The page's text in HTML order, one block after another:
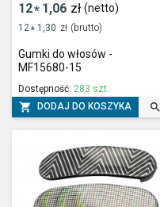
12* 1,06 zł (netto)
12* 1,30 zł (brutto)
Gumki do włosów -
MF15680-15
Dostępność: 283 szt.
 DODAJ DO KOSZYKA 